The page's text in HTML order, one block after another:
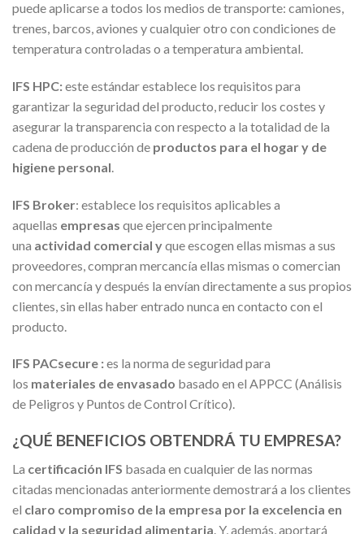
puede aplicarse a todos los medios de transporte: camiones,
trenes, barcos, aviones y cualquier otro con condiciones de
temperatura controladas o a temperatura ambiental.
IFS HPC:este estándar establece los requisitos para
garantizar la seguridad del producto, reducir los costes y
asegurar la transparencia con respecto a la totalidad de la
cadena de producción de productos para el hogar y de
higiene personal
IFS Broker: establece los requisitos aplicables a
aquellas empresas que ejercen principalmente
una actividad comercial yque escogen ellas mismas a sus
proveedores, compran mercancía ellas mismas o comercian
con mercancía y después la envían directamente a sus propios
clientes, sin ellas haber entrado nunca en contacto con el
producto.
IFS PACsecure :es la norma de seguridad para
los materiales de envasado basado en el APPCC (Análisis
de Peligros y Puntos de Control Crítico).
¿QUÉ BENEFICIOS OBTENDRÁ TU EMPRESA?
La certificación IFS basada en cualquier de las normas
citadas mencionadas anteriormente demostrará a los clientes
el claro compromiso de la empresa por la excelencia en
calidad y la seguridad alimentaria . Y, además, aportará